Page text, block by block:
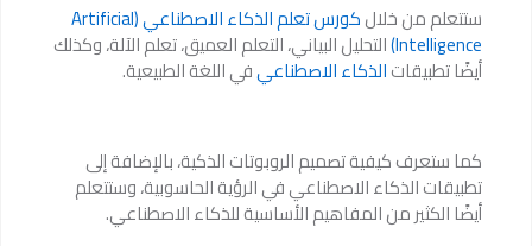
ستتعلم من خلال كورس تعلم الذكاء الاصطناعي (Artificial
Intelligence)التحليل البياني، التعلم العميق، تعلم الآلة، وكذلك
أيضًا تطبيقاتالذكاء الاصطناعيفي اللغة الطبيعية.
كما ستعرف كيفية تصميم الروبوتات الذكية، بالإضافة إلى
تطبيقات الذكاء الاصطناعي في الرؤية الحاسوبية، وستتعلم
أيضًا الكثير من المفاهيم الأساسية للذكاء الاصطناعي.